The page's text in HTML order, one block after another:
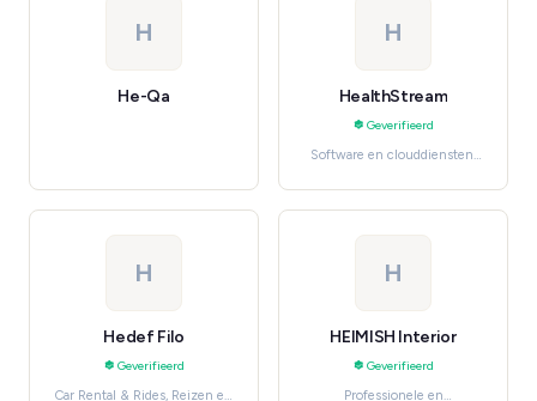
H
He-Qa
H
HealthStream
Geverifieerd
Software en clouddiensten,
H
Hedef Filo
Geverifieerd
Car Rental & Rides, Reizen en
H
HEIMISH Interior
Geverifieerd
Professionele en